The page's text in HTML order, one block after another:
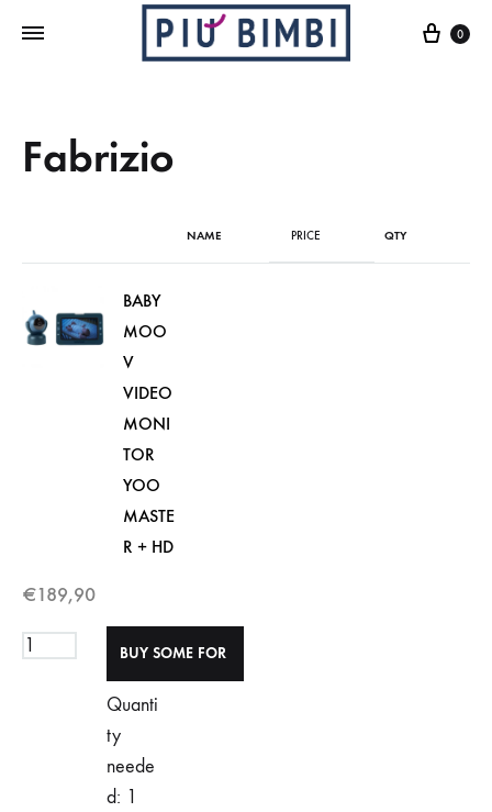
Cart
0
Fabrizio
NAME PRICE QTY
BABY
MOO
V
VIDEO
MONI
TOR
YOO
MASTE
R + HD
€189,90
Quanti
ty
neede
d: 1